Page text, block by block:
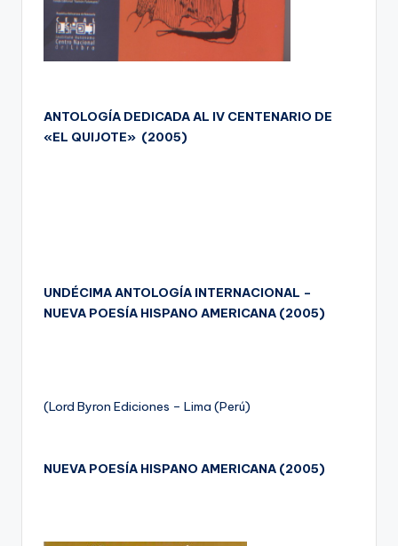
ANTOLOGÍA DEDICADA AL IV CENTENARIO DE
«EL QUIJOTE» (2005)
UNDÉCIMA ANTOLOGÍA INTERNACIONAL –
NUEVA POESÍA HISPANO AMERICANA (2005)
(Lord Byron Ediciones – Lima (Perú)
NUEVA POESÍA HISPANO AMERICANA (2005)